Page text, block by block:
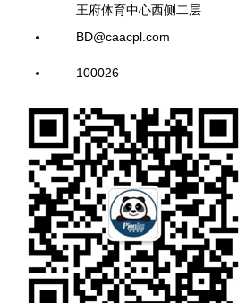
王府体育中心西侧二层
BD@caacpl.com
100026